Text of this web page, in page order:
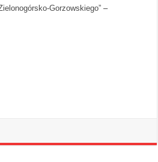
Gorzowskiego” –